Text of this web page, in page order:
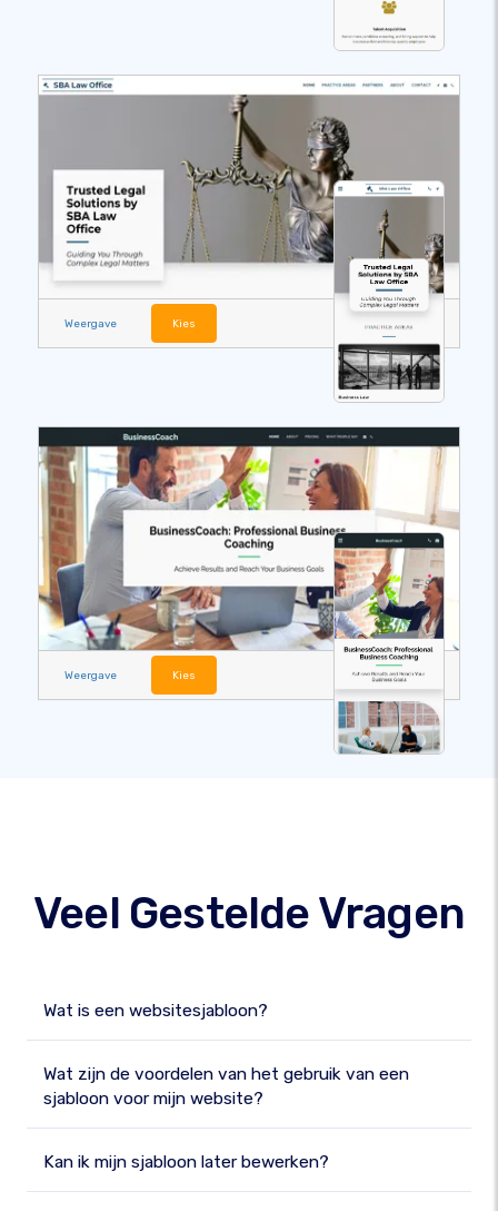
Weergave Kies
Weergave Kies
Veel Gestelde Vragen
Wat is een websitesjabloon?
Wat zijn de voordelen van het gebruik van een
sjabloon voor mijn website?
Kan ik mijn sjabloon later bewerken?